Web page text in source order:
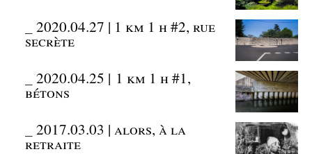
_2020.04.27 | 1 km 1 h #2, rue
secrète
_2020.04.25 | 1 km 1 h #1,
bétons
_2017.03.03 | alors, à la
retraite